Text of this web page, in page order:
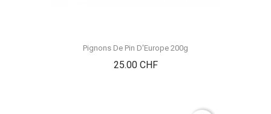
Pignons De Pin D'Europe 200g
25.00 CHFPrix